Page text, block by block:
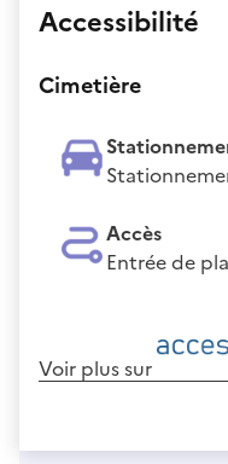
Accessibilité
Cimetière
Accès
Entrée de
Voir plus sur